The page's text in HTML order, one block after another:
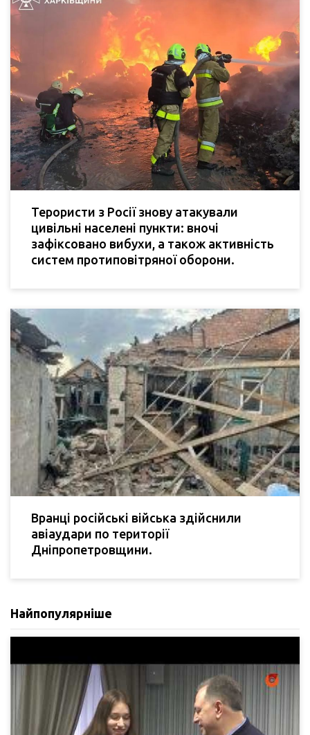
Терористи з Росії знову атакували
цивільні населені пункти: вночі
зафіксовано вибухи, а також активність
систем протиповітряної оборони.
Вранці російські війська здійснили
авіаудари по території
Дніпропетровщини.
Найпопулярніше